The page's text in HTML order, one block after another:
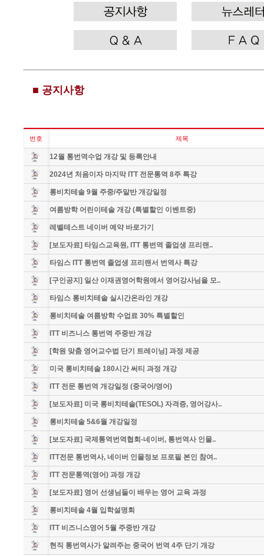
■ 공지사항
번호 제목
12월 통번역수업 개강 및 등록안내
2024년 처음이자 마지막 ITT 전문통역 8주 특강
롱비치테솔 9월 주중/주말반 개강일정
여름방학 어린이테솔 개강 (특별할인 이벤트중)
레벨테스트 네이버 예약 바로가기
[보도자료] 타임스교육원, ITT 통번역 졸업생 프리랜..
타임스 ITT 통번역 졸업생 프리랜서 번역사 특강
[구인공지] 일산 이재권영어학원에서 영어강사님을 모..
타임스 롱비치테솔 실시간온라인 개강
롱비치테솔 여름방학 수업료 30% 특별할인
ITT 비즈니스 통번역 주중반 개강
[학원 맞춤 영어교수법 단기 트레이닝] 과정 제공
미국 롱비치테솔 180시간 써티 과정 개강
ITT 전문 통번역 개강일정 (중국어/영어)
[보도자료] 미국 롱비치테솔(TESOL) 자격증, 영어강사..
롱비치테솔 5&6월 개강일정
[보도자료] 국제통역번역협회-네이버, 통번역사 인물..
ITT전문 통번역사, 네이버 인물정보 프로필 본인 참여..
ITT 전문통역(영어) 과정 개강
[보도자료] 영어 선생님들이 배우는 영어 교육 과정
롱비치테솔 4월 입학설명회
ITT 비즈니스영어 5월 주중반 개강
현직 통번역사가 알려주는 중국어 번역 4주 단기 개강